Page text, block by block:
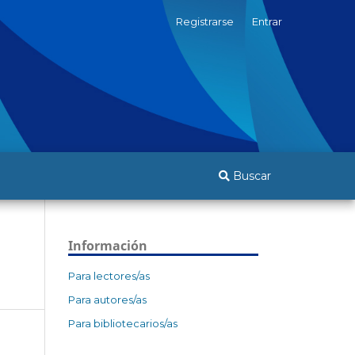
Buscar
Registrarse Entrar
Información
Para lectores/as
Para autores/as
Para bibliotecarios/as